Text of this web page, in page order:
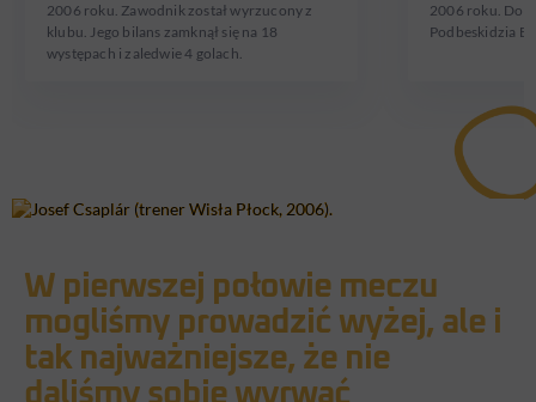
2006 roku. Zawodnik został wyrzucony z
klubu. Jego bilans zamknął się na 18
występach i zaledwie 4 golach.
2006 roku. Do
Podbeskidzia
W pierwszej połowie meczu
mogliśmy prowadzić wyżej, ale i
tak najważniejsze, że nie
daliśmy sobie wyrwać